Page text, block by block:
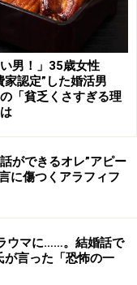
、下の子を抱いて
、洗濯、掃除など
入院先へ見舞いに
ケに行ったりもし
四苦八苦している
。そうやってなん
んばって社長とし
すね。義父は元気
譲りました」
い男！」35歳女性
家認定”した婚活男
「貧乏くさすぎる理
ができるオレ”アピー
に傷つくアラフィフ
ウマに……。結婚話で
言った「恐怖の一